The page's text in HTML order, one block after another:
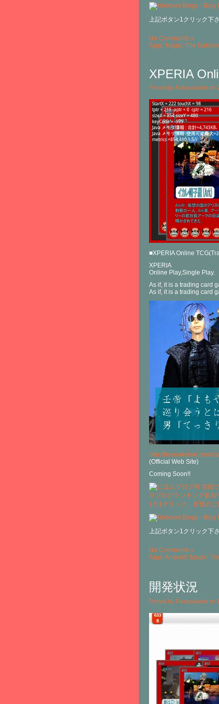
上記ボタン1クリック下
No Comments »
Tags: Magic: The
XPERIA
Posted by Futatsubashi on
■XPERIA Online
XPERIA
Online Play,Single Play.
As if, it is a trading card
As if, it is a trading card
http://busouketuki.com/
(Official Web Site)
Coming Soon!!
※ブログランキング参加
1日1クリック、皆様のご
上記ボタン1クリック下
No Comments »
Tags:Android , Magic:
開発状況
Posted by Futatsubashi on